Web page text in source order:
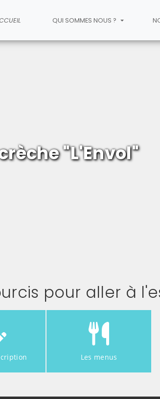
QUI SOMMES NOUS ?
"L'Envol"
pour aller à
Les menus